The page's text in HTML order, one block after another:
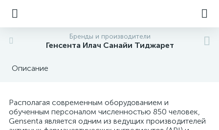
Бренды и производители
Генсента Илач Санайи Тиджарет
Описание
Располагая современным оборудованием и
обученным персоналом численностью 850 человек,
Gensenta является одним из ведущих производителей